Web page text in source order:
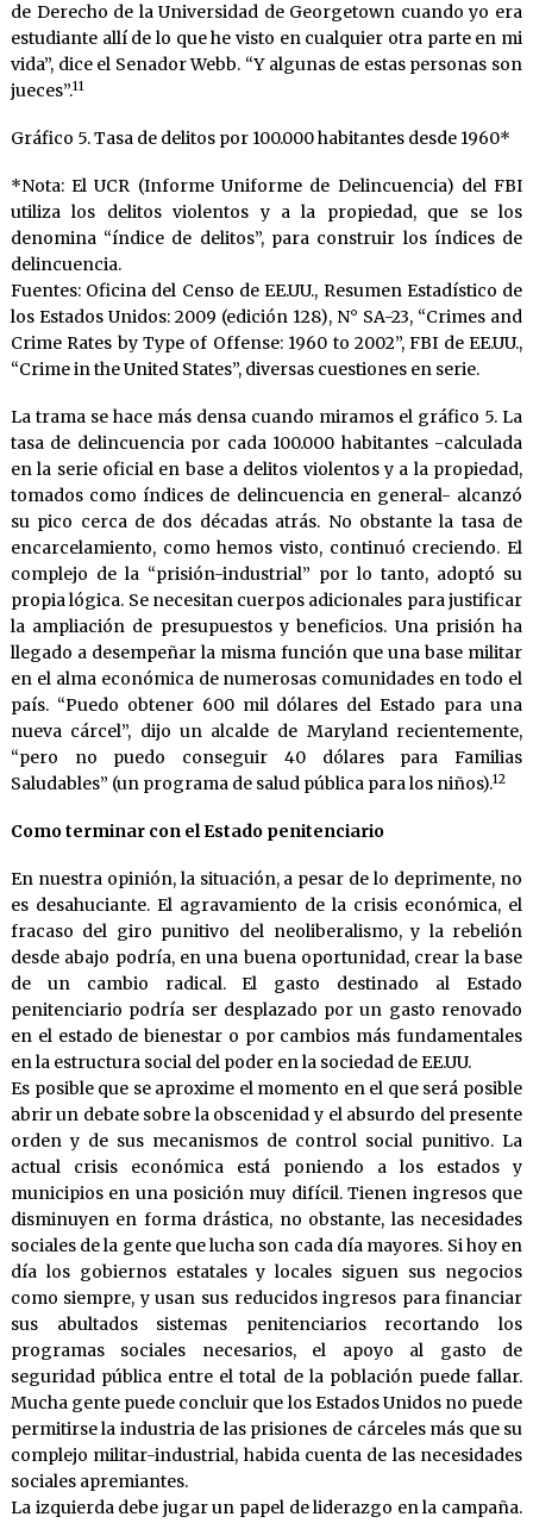
de Derecho de la Universidad de Georgetown cuando yo era
estudiante allí de lo que he visto en cualquier otra parte en mi
vida”, dice el Senador Webb. “Y algunas de estas personas son
jueces”.11
Gráfico 5. Tasa de delitos por 100.000 habitantes desde 1960*
*Nota: El UCR (Informe Uniforme de Delincuencia) del FBI
utiliza los delitos violentos y a la propiedad, que se los
denomina “índice de delitos”, para construir los índices de
delincuencia.
Fuentes: Oficina del Censo de EE.UU., Resumen Estadístico de
los Estados Unidos: 2009 (edición 128), N° SA-23, “Crimes and
Crime Rates by Type of Offense: 1960 to 2002”, FBI de EE.UU.,
“Crime in the United States”, diversas cuestiones en serie.
La trama se hace más densa cuando miramos el gráfico 5. La
tasa de delincuencia por cada 100.000 habitantes -calculada
en la serie oficial en base a delitos violentos y a la propiedad,
tomados como índices de delincuencia en general- alcanzó
su pico cerca de dos décadas atrás. No obstante la tasa de
encarcelamiento, como hemos visto, continuó creciendo. El
complejo de la “prisión-industrial” por lo tanto, adoptó su
propia lógica. Se necesitan cuerpos adicionales para justificar
la ampliación de presupuestos y beneficios. Una prisión ha
llegado a desempeñar la misma función que una base militar
en el alma económica de numerosas comunidades en todo el
país. “Puedo obtener 600 mil dólares del Estado para una
nueva cárcel”, dijo un alcalde de Maryland recientemente,
“pero no puedo conseguir 40 dólares para Familias
Saludables” (un programa de salud pública para los niños).12
Como terminar con el Estado penitenciario
En nuestra opinión, la situación, a pesar de lo deprimente, no
es desahuciante. El agravamiento de la crisis económica, el
fracaso del giro punitivo del neoliberalismo, y la rebelión
desde abajo podría, en una buena oportunidad, crear la base
de un cambio radical. El gasto destinado al Estado
penitenciario podría ser desplazado por un gasto renovado
en el estado de bienestar o por cambios más fundamentales
en la estructura social del poder en la sociedad de EE.UU.
Es posible que se aproxime el momento en el que será posible
abrir un debate sobre la obscenidad y el absurdo del presente
orden y de sus mecanismos de control social punitivo. La
actual crisis económica está poniendo a los estados y
municipios en una posición muy difícil. Tienen ingresos que
disminuyen en forma drástica, no obstante, las necesidades
sociales de la gente que lucha son cada día mayores. Si hoy en
día los gobiernos estatales y locales siguen sus negocios
como siempre, y usan sus reducidos ingresos para financiar
sus abultados sistemas penitenciarios recortando los
programas sociales necesarios, el apoyo al gasto de
seguridad pública entre el total de la población puede fallar.
Mucha gente puede concluir que los Estados Unidos no puede
permitirse la industria de las prisiones de cárceles más que su
complejo militar-industrial, habida cuenta de las necesidades
sociales apremiantes.
La izquierda debe jugar un papel de liderazgo en la campaña.